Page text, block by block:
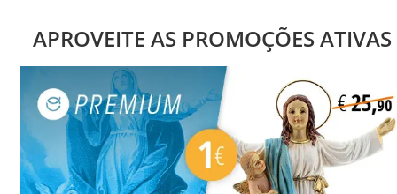
APROVEITE AS PROMOÇÕES ATIVAS